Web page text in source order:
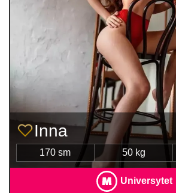
Inna
170 sm 50 kg
Universytet